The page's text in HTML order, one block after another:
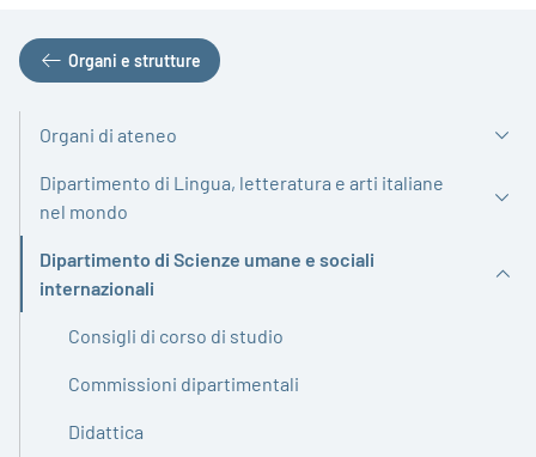
Organi e strutture
Organi di ateneo
Dipartimento di Lingua, letteratura e arti italiane
nel mondo
Dipartimento di Scienze umane e sociali
internazionali
Attivo
Consigli di corso di studio
Commissioni dipartimentali
Didattica